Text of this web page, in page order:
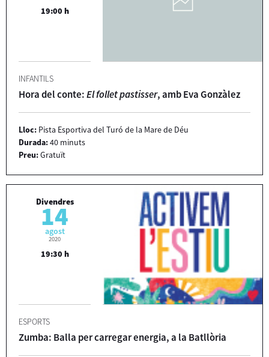
19:00 h
INFANTILS
Hora del conte:El follet pastisser, amb Eva Gonzàlez
Lloc: Pista Esportiva del Turó de la Mare de Déu
Durada:40 minuts
Preu:Gratuït
Divendres
14
agost
2020
19:30 h
ESPORTS
Zumba: Balla per carregar energia, a la Batllòria